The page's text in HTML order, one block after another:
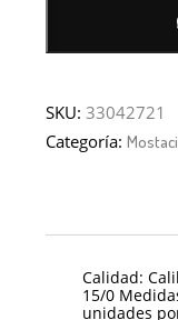
SKU:33042721
Categoría:
Calidad:
15/0
unidades